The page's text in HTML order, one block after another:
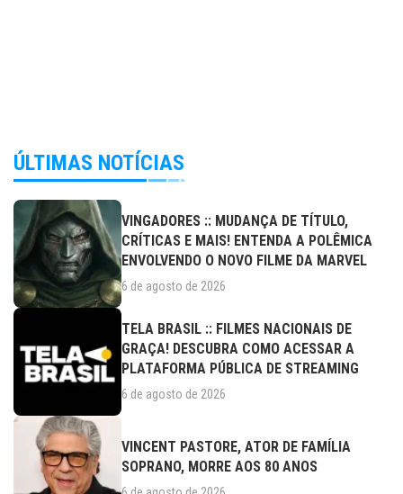
ÚLTIMAS NOTÍCIAS
VINGADORES :: MUDANÇA DE TÍTULO,
CRÍTICAS E MAIS! ENTENDA A POLÊMICA
ENVOLVENDO O NOVO FILME DA MARVEL
6 de agosto de 2026
TELA BRASIL :: FILMES NACIONAIS DE
GRAÇA! DESCUBRA COMO ACESSAR A
PLATAFORMA PÚBLICA DE STREAMING
6 de agosto de 2026
VINCENT PASTORE, ATOR DE FAMÍLIA
SOPRANO, MORRE AOS 80 ANOS